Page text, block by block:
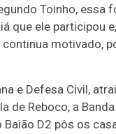
Toinho, essa
que ele participou e,
motivado,
e Defesa Civil,
de Reboco, a
D2 pôs os